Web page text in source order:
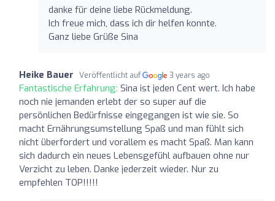
danke für deine liebe Rückmeldung.
Ich freue mich, dass ich dir helfen konnte.
Ganz liebe Grüße Sina
Heike Bauer Veröffentlicht auf 3 years ago
Fantastische Erfahrung: Sina ist jeden Cent wert. Ich habe
noch nie jemanden erlebt der so super auf die
persönlichen Bedürfnisse eingegangen ist wie sie. So
macht Ernährungsumstellung Spaß und man fühlt sich
nicht überfordert und vorallem es macht Spaß. Man kann
sich dadurch ein neues Lebensgefühl aufbauen ohne nur
Verzicht zu leben. Danke jederzeit wieder. Nur zu
empfehlen TOP!!!!!